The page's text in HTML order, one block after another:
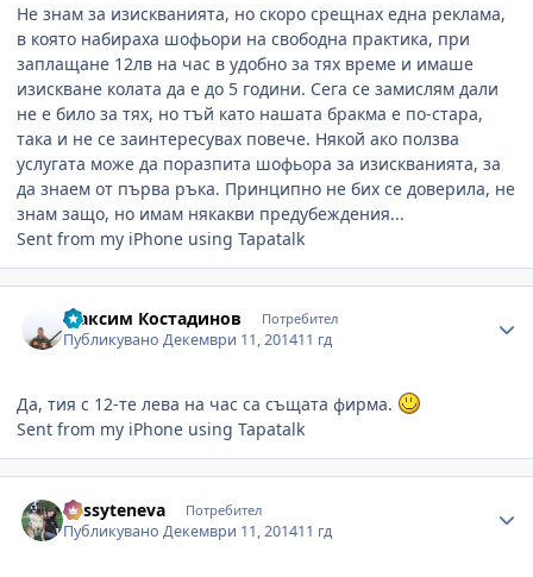
Не знам за изискванията, но скоро срещнах една реклама,
в която набираха шофьори на свободна практика, при
заплащане 12лв на час в удобно за тях време и имаше
изискване колата да е до 5 години. Сега се замислям дали
не е било за тях, но тъй като нашата бракма е по-стара,
така и не се заинтересувах повече. Някой ако ползва
услугата може да поразпита шофьора за изискванията, за
да знаем от първа ръка. Принципно не бих се доверила, не
знам защо, но имам някакви предубеждения...
Sent from my iPhone using Tapatalk
Максим Костадинов Потребител
ПубликуваноДекември 11, 201411 гд
Да, тия с 12-те лева на час са същата фирма.
Sent from my iPhone using Tapatalk
dessyteneva Потребител
ПубликуваноДекември 11, 201411 гд